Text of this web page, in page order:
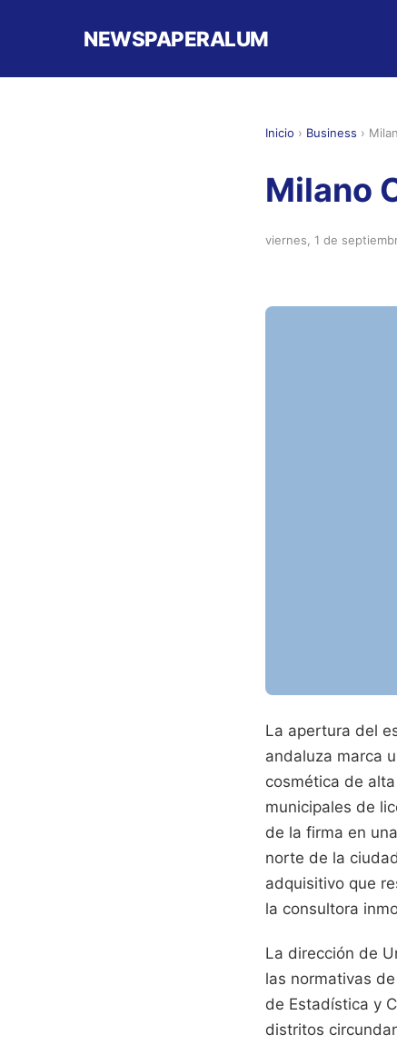
NEWSPAPERALUM
Inicio › Business ›
Milano
viernes, 1 de
La apertura del
andaluza marca
cosmética de
municipales de
de la firma en
norte de la
adquisitivo que
la consultora
La dirección de
las normativas
de Estadística y
distritos